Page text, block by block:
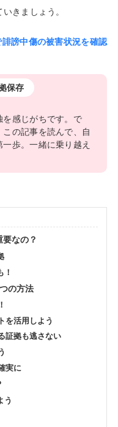
きましょう。
謗中傷の被害状況を確認
保存
を感じがちです。で
の記事を読んで、自
歩。一緒に乗り越え
なの？
の方法
を活用しよう
証拠も逃さない
実に
う